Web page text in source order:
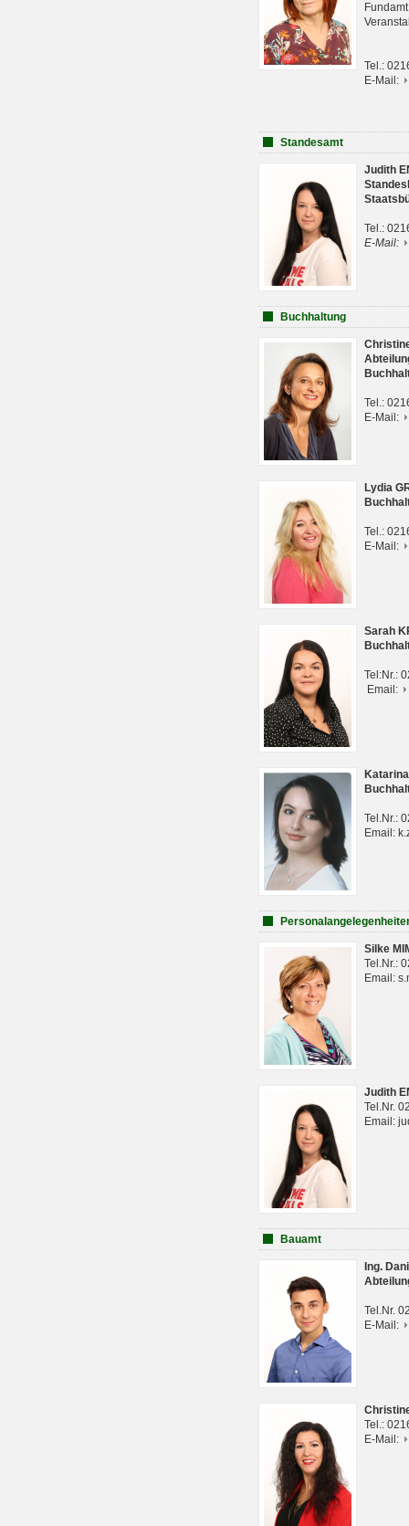
Tel.:
E-Mail:
Standesamt
Judith
Tel.:
E-Mail:
Buchhaltung
Tel.:
E-Mail:
Lydia
Tel.:
E-Mail:
Sarah
Tel:Nr.:
Email:
Tel.Nr.:
Email:
Silke
Tel.Nr.:
Email:
Judith
Tel.Nr.
Email:
Bauamt
Ing.
Tel.Nr.
E-Mail:
Tel.:
E-Mail: